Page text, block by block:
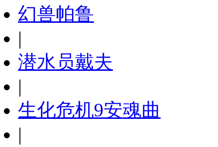
幻兽帕鲁
|
潜水员戴夫
|
生化危机9安魂曲
|